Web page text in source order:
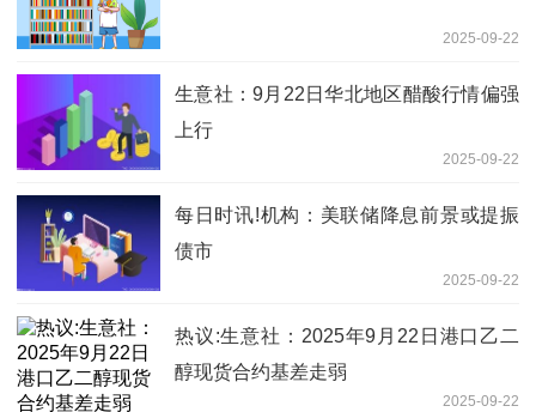
2025-09-22
生意社：9月22日华北地区醋酸行情偏强
上行
2025-09-22
每日时讯!机构：美联储降息前景或提振
债市
2025-09-22
热议:生意社：2025年9月22日港口乙二
醇现货合约基差走弱
2025-09-22